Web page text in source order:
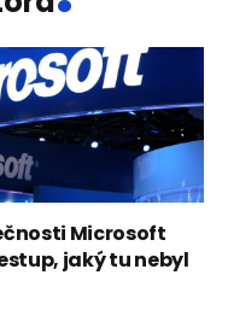
Microsoft
jaký tu nebyl